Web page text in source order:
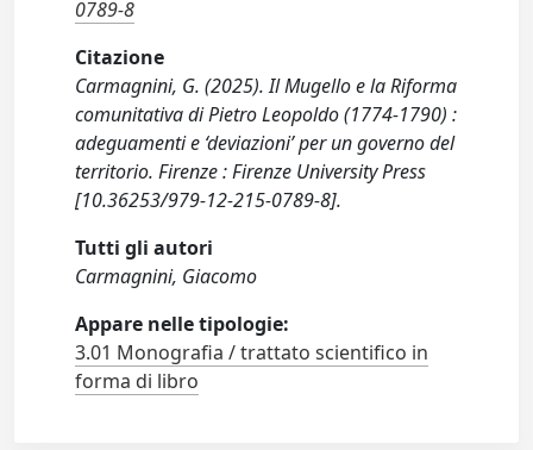
0789-8
Citazione
Carmagnini, G. (2025). Il Mugello e la Riforma
comunitativa di Pietro Leopoldo (1774-1790) :
adeguamenti e ‘deviazioni’ per un governo del
territorio. Firenze : Firenze University Press
[10.36253/979-12-215-0789-8].
Tutti gli autori
Carmagnini, Giacomo
Appare nelle tipologie:
3.01 Monografia / trattato scientifico in
forma di libro